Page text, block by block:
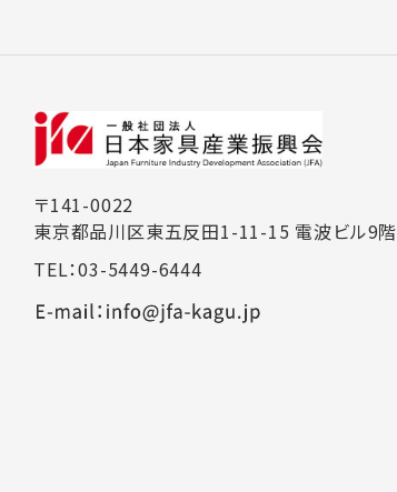
〒141-0022
東京都品川区東五反田1-11-15 電波ビル9階
TEL：03-5449-6444